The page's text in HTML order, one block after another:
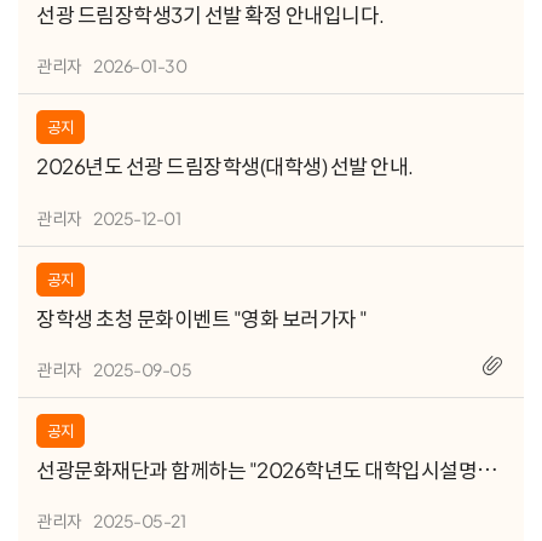
선광 드림장학생3기 선발 확정 안내입니다.
관리자 2026-01-30
공지
2026년도 선광 드림장학생(대학생) 선발 안내.
관리자 2025-12-01
공지
장학생 초청 문화이벤트 "영화 보러가자 "
관리자 2025-09-05
공지
선광문화재단과 함께하는 "2026학년도 대학입시설명회"
관리자 2025-05-21